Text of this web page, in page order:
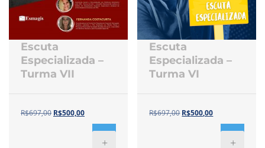
Escuta
Especializada –
Turma VII
R$697,00 R$500,00
+
Escuta
Especializada –
Turma VI
R$697,00 R$500,00
+